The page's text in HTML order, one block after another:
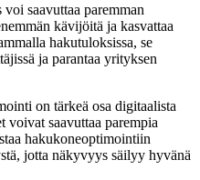
saavuttaa paremman
kävijöitä ja kasvattaa
hakutuloksissa, se
ja parantaa yrityksen
on tärkeä osa digitaalista
saavuttaa parempia
hakukoneoptimointiin
jotta näkyvyys säilyy hyvänä